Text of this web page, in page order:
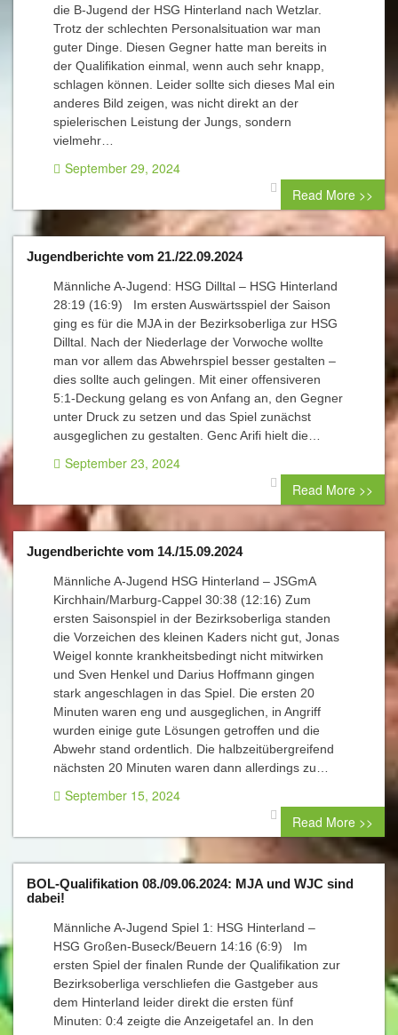
die B-Jugend der HSG Hinterland nach Wetzlar.
Trotz der schlechten Personalsituation war man
guter Dinge. Diesen Gegner hatte man bereits in
der Qualifikation einmal, wenn auch sehr knapp,
schlagen können. Leider sollte sich dieses Mal ein
anderes Bild zeigen, was nicht direkt an der
spielerischen Leistung der Jungs, sondern
vielmehr…
September 29, 2024
0 comment
Read More >>
Jugendberichte vom 21./22.09.2024
Männliche A-Jugend: HSG Dilltal – HSG Hinterland
28:19 (16:9) Im ersten Auswärtsspiel der Saison
ging es für die MJA in der Bezirksoberliga zur HSG
Dilltal. Nach der Niederlage der Vorwoche wollte
man vor allem das Abwehrspiel besser gestalten –
dies sollte auch gelingen. Mit einer offensiveren
5:1-Deckung gelang es von Anfang an, den Gegner
unter Druck zu setzen und das Spiel zunächst
ausgeglichen zu gestalten. Genc Arifi hielt die…
September 23, 2024
0 comment
Read More >>
Jugendberichte vom 14./15.09.2024
Männliche A-Jugend HSG Hinterland – JSGmA
Kirchhain/Marburg-Cappel 30:38 (12:16) Zum
ersten Saisonspiel in der Bezirksoberliga standen
die Vorzeichen des kleinen Kaders nicht gut, Jonas
Weigel konnte krankheitsbedingt nicht mitwirken
und Sven Henkel und Darius Hoffmann gingen
stark angeschlagen in das Spiel. Die ersten 20
Minuten waren eng und ausgeglichen, in Angriff
wurden einige gute Lösungen getroffen und die
Abwehr stand ordentlich. Die halbzeitübergreifend
nächsten 20 Minuten waren dann allerdings zu…
September 15, 2024
0 comment
Read More >>
BOL-Qualifikation 08./09.06.2024: MJA und WJC sind
dabei!
Männliche A-Jugend Spiel 1: HSG Hinterland –
HSG Großen-Buseck/Beuern 14:16 (6:9) Im
ersten Spiel der finalen Runde der Qualifikation zur
Bezirksoberliga verschliefen die Gastgeber aus
dem Hinterland leider direkt die ersten fünf
Minuten: 0:4 zeigte die Anzeigetafel an. In den